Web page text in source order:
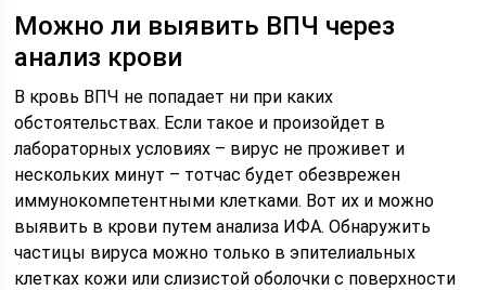
Можно ли выявить ВПЧ через
анализ крови
В кровь ВПЧ не попадает ни при каких
обстоятельствах. Если такое и произойдет в
лабораторных условиях – вирус не проживет и
нескольких минут – тотчас будет обезврежен
иммунокомпетентными клетками. Вот их и можно
выявить в крови путем анализа ИФА. Обнаружить
частицы вируса можно только в эпителиальных
клетках кожи или слизистой оболочки с поверхности